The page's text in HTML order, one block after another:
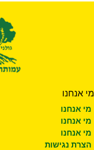
מי אנחנו
מי אנחנו
מי אנחנו
מי אנחנו
הצרת נגישות